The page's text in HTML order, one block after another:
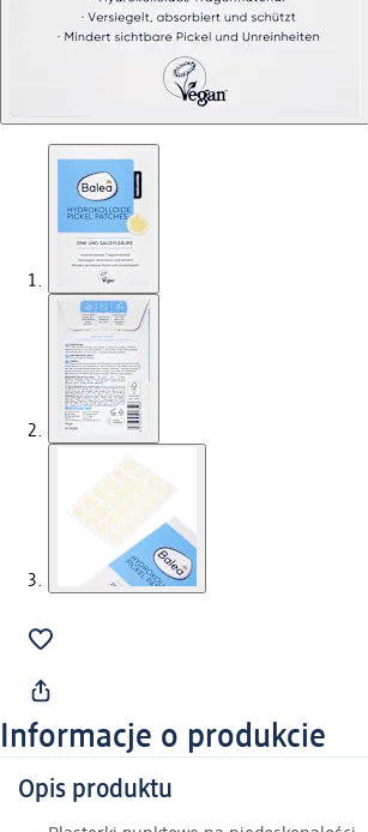
Informacje o produkcie
Opis produktu